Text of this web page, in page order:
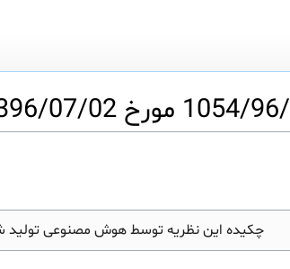
چکیده این نظریه توسط هوش مصنوعی